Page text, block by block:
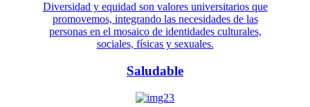
Diversidad y equidad son valores universitarios que
promovemos, integrando las necesidades de las
personas en el mosaico de identidades culturales,
sociales, físicas y sexuales.
Saludable